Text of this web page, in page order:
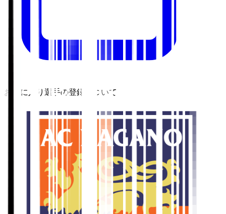
お気に入り選手の登録について